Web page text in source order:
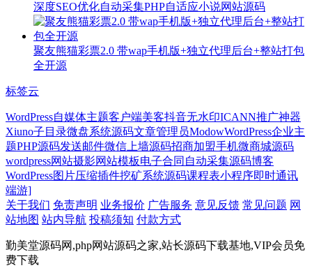
深度SEO优化自动采集PHP自适应小说网站源码
聚友熊猫彩票2.0 带wap手机版+独立代理后台+整站打包
全开源
标签云
WordPress自媒体主题客户端美客抖音无水印ICANN推广神器
Xiuno子目录微盘系统源码文章管理员ModowWordPress企业主
题PHP源码发送邮件微信上墙源码招商加盟手机微商城源码
wordpress网站摄影网站模板电子合同 自动采集源码博客
WordPress图片压缩插件挖矿系统源码课程表小程序即时通讯
端游]
关于我们 免责声明 业务报价 广告服务 意见反馈 常见问题 网
站地图 站内导航 投稿须知 付款方式
勤美堂源码网,php网站源码之家,站长源码下载基地,VIP会员免
费下载